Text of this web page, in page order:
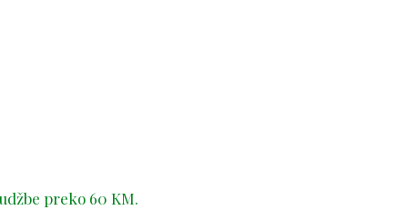
preko 60 KM.